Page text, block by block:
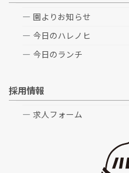
園よりお知らせ
今日のハレノヒ
今日のランチ
採用情報
求人フォーム